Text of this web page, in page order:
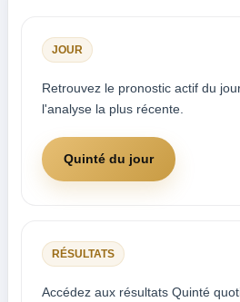
JOUR
Retrouvez le pronostic actif du
l'analyse la plus récente.
Quinté du jour
RÉSULTATS
Accédez aux résultats Quinté